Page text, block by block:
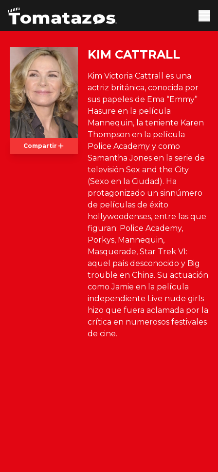
Compartir
KIM CATTRALL
Kim Victoria Cattrall es una
actriz británica, conocida por
sus papeles de Ema “Emmy”
Hasure en la película
Mannequin, la teniente Karen
Thompson en la película
Police Academy y como
Samantha Jones en la serie de
televisión Sex and the City
(Sexo en la Ciudad). Ha
protagonizado un sinnúmero
de películas de éxito
hollywoodenses, entre las que
figuran: Police Academy,
Porkys, Mannequin,
Masquerade, Star Trek VI:
aquel país desconocido y Big
trouble en China. Su actuación
como Jamie en la película
independiente Live nude girls
hizo que fuera aclamada por la
crítica en numerosos festivales
de cine.